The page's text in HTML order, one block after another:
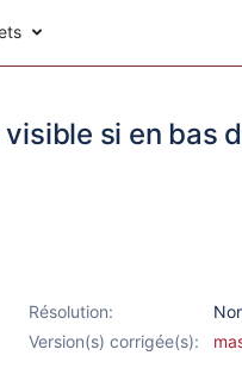
si en bas
Résolution:
Version(s) corrigée(s):